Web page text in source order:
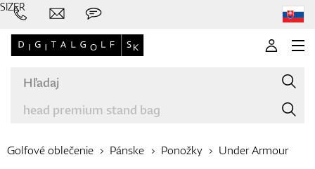
Golfové oblečenie Pánske Ponožky Under Armour
SIZER